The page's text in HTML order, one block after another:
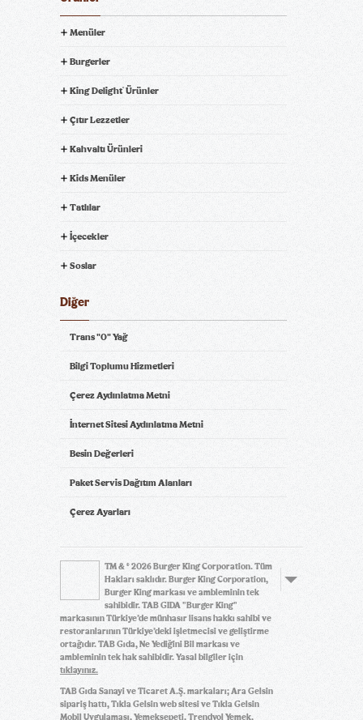
Menüler
Burgerler
King Delight® Ürünler
Çıtır Lezzetler
Kahvaltı Ürünleri
Kids Menüler
Tatlılar
İçecekler
Soslar
Diğer
Trans "0" Yağ
Bilgi Toplumu Hizmetleri
Çerez Aydınlatma Metni
İnternet Sitesi Aydınlatma Metni
Besin Değerleri
Paket Servis Dağıtım Alanları
Çerez Ayarları
TM & © 2026 Burger King Corporation. Tüm
Hakları saklıdır. Burger King Corporation,
Burger King markası ve ambleminin tek
sahibidir. TAB GIDA "Burger King"
markasının Türkiye’de münhasır lisans hakkı sahibi ve
restoranlarının Türkiye’deki işletmecisi ve geliştirme
ortağıdır. TAB Gıda, Ne Yediğini Bil markası ve
ambleminin tek hak sahibidir. Yasal bilgiler için
tıklayınız.
TAB Gıda Sanayi ve Ticaret A.Ş. markaları; Ara Gelsin
sipariş hattı, Tıkla Gelsin web sitesi ve Tıkla Gelsin
Mobil Uygulaması, Yemeksepeti, Trendyol Yemek,